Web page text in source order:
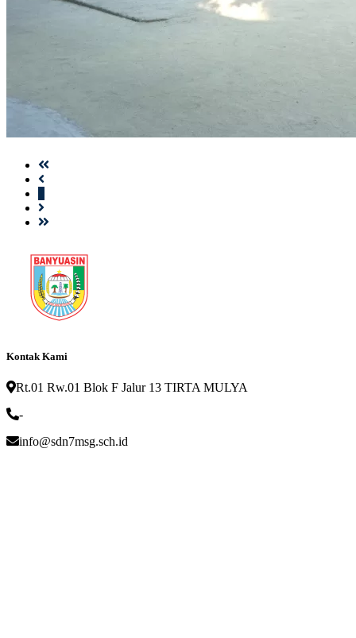
Kontak Kami
Rt.01 Rw.01 Blok F Jalur 13 TIRTA MULYA
-
info@sdn7msg.sch.id